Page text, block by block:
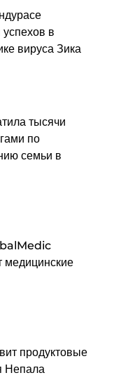
в
вируса Зика
тысячи
по
семьи в
медицинские
продуктовые
Непала